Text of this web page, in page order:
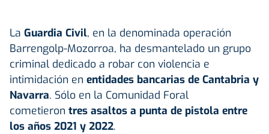
La Guardia Civil, en la denominada operación
Barrengolp-Mozorroa, ha desmantelado un grupo
criminal dedicado a robar con violencia e
intimidación en entidades bancarias de Cantabria y
Navarra. Sólo en la Comunidad Foral
cometieron tres asaltos a punta de pistola entre
los años 2021 y 2022.